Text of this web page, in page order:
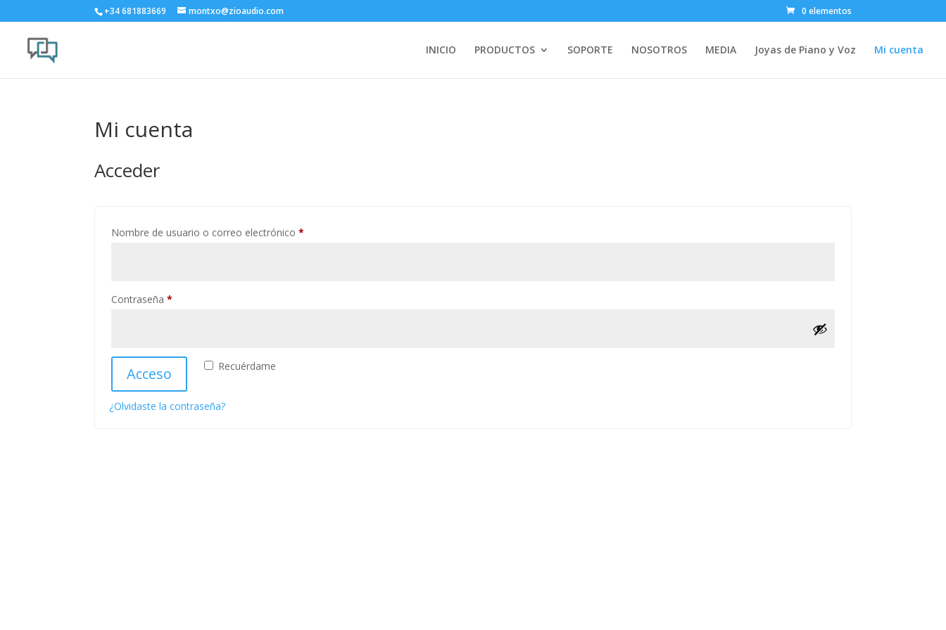
+34 681883669 montxo@zioaudio.com 0 elementos
INICIO PRODUCTOS SOPORTE NOSOTROS MEDIA Joyas de Piano y Voz Mi cuenta
Mi cuenta
Acceder
Nombre de usuario o correo electrónico*
Contraseña*
Recuérdame
Acceso
¿Olvidaste la contraseña?